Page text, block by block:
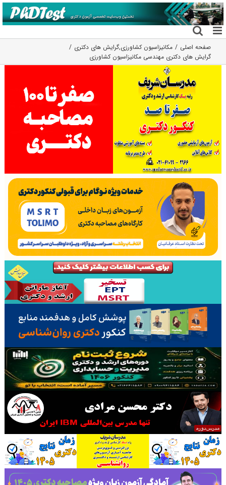
رفتن
به
محتوا
صفحه اصلی مکانیزاسیون کشاورزی,گرایش های دکتری
گرایش های دکتری مهندسی مکانیزاسیون کشاورزی